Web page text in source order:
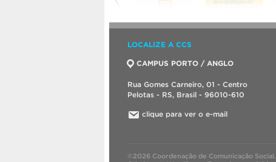
LOCALIZE A CCS
CAMPUS PORTO / ANGLO
Rua Gomes Carneiro, 01 - Centro
Pelotas - RS, Brasil - 96010-610
clique para ver o e-mail
©2026 Coordenação de Comunicação Social.